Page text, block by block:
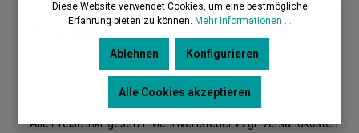
* Alle Preise inkl. gesetzl. Mehrwertsteuer zzgl. Versandkosten
Diese Website verwendet Cookies, um eine bestmögliche
Erfahrung bieten zu können. Mehr Informationen ...
Ablehnen Konfigurieren
Alle Cookies akzeptieren